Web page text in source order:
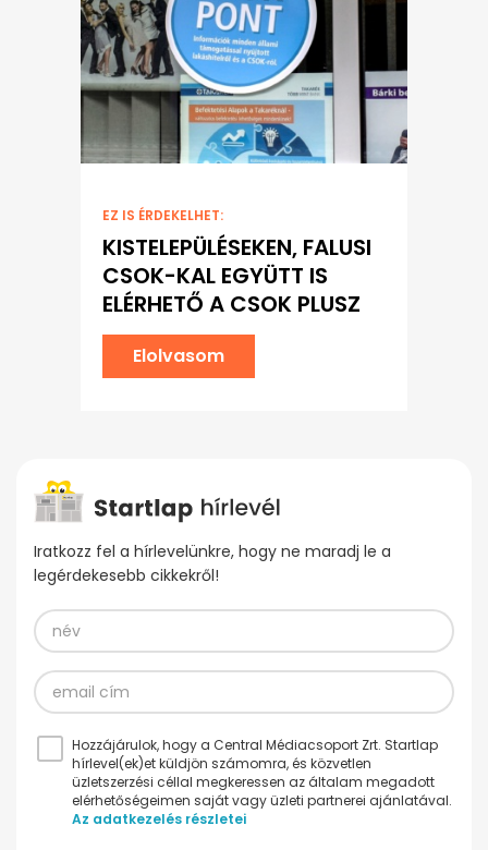
EZ IS ÉRDEKELHET:
KISTELEPÜLÉSEKEN, FALUSI
CSOK-KAL EGYÜTT IS
ELÉRHETŐ A CSOK PLUSZ
Elolvasom
Iratkozz fel a hírlevelünkre, hogy ne maradj le a
legérdekesebb cikkekről!
Hozzájárulok, hogy a Central Médiacsoport Zrt. Startlap
hírlevel(ek)et küldjön számomra, és közvetlen
üzletszerzési céllal megkeressen az általam megadott
elérhetőségeimen saját vagy üzleti partnerei ajánlatával.
Az adatkezelés részletei